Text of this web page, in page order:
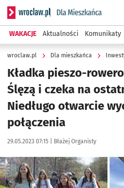
Serwis informacyjny wroclaw.pl
WAKACJE Aktualności Komunikaty
wroclaw.pl Dla mieszkańca
Kładka pieszo-
Ślęzą i czeka na
Niedługo otwarcie
połączenia
Data publikacji:
29.05.2023 07:15 | Autor:
Błażej Organisty
Kliknij, aby zobaczyć galerię